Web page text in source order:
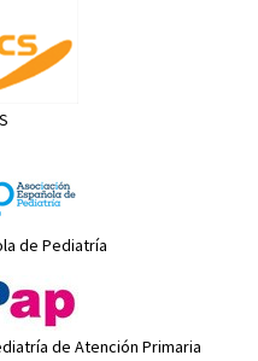
de Pediatría
de Atención Primaria